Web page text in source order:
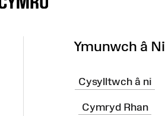
Ymunwch â Ni
Cysylltwch â ni
Cymryd Rhan